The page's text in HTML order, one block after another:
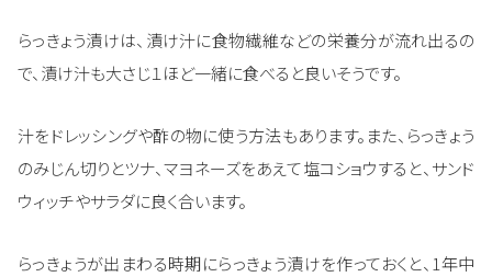
らっきょう漬けは、漬け汁に食物繊維などの栄養分が流れ出るの
で、漬け汁も大さじ１ほど一緒に食べると良いそうです。
汁をドレッシングや酢の物に使う方法もあります。また、らっきょう
のみじん切りとツナ、マヨネーズをあえて塩コショウすると、サンド
ウィッチやサラダに良く合います。
らっきょうが出まわる時期にらっきょう漬けを作っておくと、1年中